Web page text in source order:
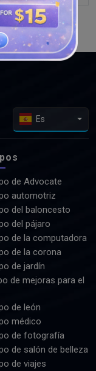
Es
de Advocate
automotriz
del baloncesto
del pájaro
de la computadora
de la corona
de jardín
de mejoras para el
de león
médico
de fotografía
de salón de belleza
de viajes